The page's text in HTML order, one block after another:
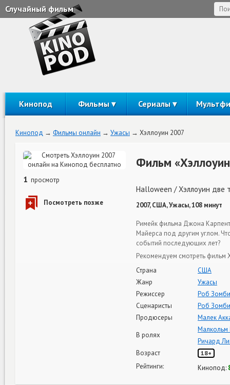
Случайный фильм
Кинопод Фильмы Сериалы
Кинопод Фильмы онлайн Ужасы Хэллоуин 2007
1 просмотр
Фильм
Halloween / Хэллоуин две
2007, США, Ужасы, 108 минут
Римейк фильма Джона
Майерса под другим углом.
событий последующих лет?
Рекомендуем смотреть фильм
Страна
США
Жанр
Ужасы
Режиссер
Роб Зомби
Сценаристы
Роб Зомби
Продюсеры
Малек
В ролях
Малкольм
Ричард
Возраст
18+
Рейтинги: Кинопод: